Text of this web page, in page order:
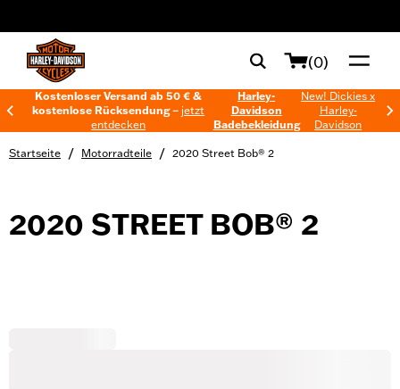
(0)
Kostenloser Versand ab 50 € &
kostenlose Rücksendung – jetzt
entdecken
Harley-
Davidson
Badebekleidung
New! Dickies x
Harley-
Davidson
Startseite / Motorradteile / 2020 Street Bob® 2
2020 STREET BOB® 2